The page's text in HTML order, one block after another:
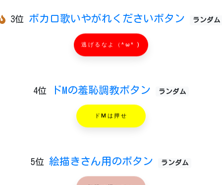
3位 ボカロ歌いやがれくださいボタン ランダム
逃げるなよ（^ω^ )
4位 ドMの羞恥調教ボタン ランダム
ドMは押せ
5位 絵描きさん用のボタン ランダム